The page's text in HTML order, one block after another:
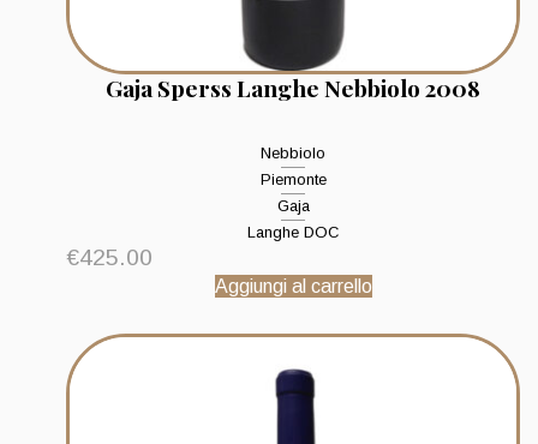
Gaja Sperss Langhe Nebbiolo 2008
Nebbiolo
Piemonte
Gaja
Langhe DOC
€425.00
Aggiungi al carrello